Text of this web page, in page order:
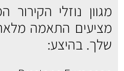
מציעים התאמה
שלך. בהיצע: